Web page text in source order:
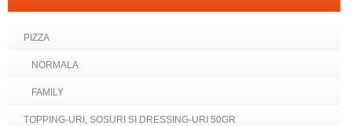
PIZZA
NORMALA
FAMILY
TOPPING-URI, SOSURI SI DRESSING-URI 50GR